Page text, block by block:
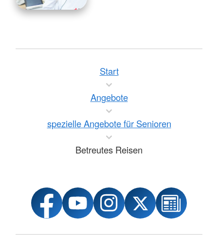
Start
Angebote
spezielle Angebote für Senioren
Betreutes Reisen